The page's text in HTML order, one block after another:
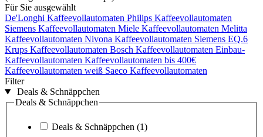
Für Sie ausgewählt
De'Longhi Kaffeevollautomaten Philips Kaffeevollautomaten
Siemens Kaffeevollautomaten Miele Kaffeevollautomaten Melitta
Kaffeevollautomaten Nivona Kaffeevollautomaten Siemens EQ.6
Krups Kaffeevollautomaten Bosch Kaffeevollautomaten Einbau-
Kaffeevollautomaten Kaffeevollautomaten bis 400€
Kaffeevollautomaten weiß Saeco Kaffeevollautomaten
Filter
Deals & Schnäppchen
Deals & Schnäppchen
Deals & Schnäppchen (1)